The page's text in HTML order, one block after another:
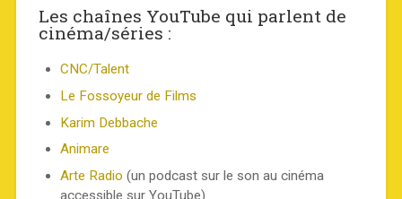
Les chaînes YouTube qui parlent de
cinéma/séries :
CNC/Talent
Le Fossoyeur de Films
Karim Debbache
Animare
Arte Radio (un podcast sur le son au cinéma
accessible sur YouTube)